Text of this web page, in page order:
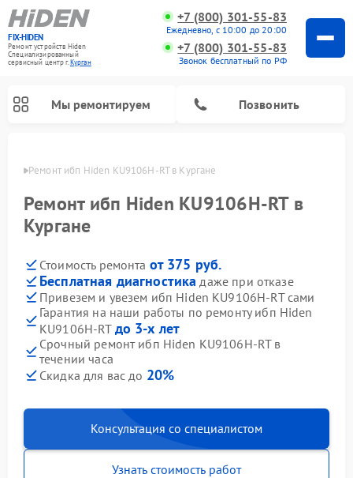
FIX-HIDEN
Ремонт устройств Hiden
Специализированный
cервисный центр г.Курган
+7 (800) 301-55-83
Ежедневно, с 10:00 до 20:00
+7 (800) 301-55-83
Звонок бесплатный по РФ
Мы ремонтируем Позвонить
Ремонт ибп Hiden KU9106H-RT в Кургане
Ремонт ибп Hiden KU9106H-RT в
Кургане
Стоимость ремонта от 375 руб.
Бесплатная диагностика даже при отказе
Привезем и увезем ибп Hiden KU9106H-RT сами
Гарантия на наши работы по ремонту ибп Hiden
KU9106H-RT до 3-х лет
Срочный ремонт ибп Hiden KU9106H-RT в
течении часа
Скидка для вас до 20%
Консультация со специалистом
Узнать стоимость работ